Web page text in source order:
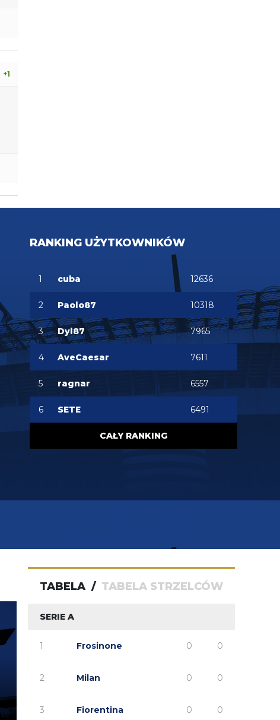
+1
smerf1600 06.08.2026 08:18
Schira: Romero dogadał się z Atletico co do
kontraktu 6mln/rok z opcją przedłużenia do 2031.
Teraz Atletico rozmawia z Tottenhamem, który
RANKING UŻYTKOWNIKÓW
1 cuba 12636
2 Paolo87 10318
3 Dyl87 7965
4 AveCaesar 7611
5 ragnar 6557
6 SETE 6491
CAŁY RANKING
TABELA / TABELA STRZELCÓW
SERIE A
1 Frosinone 0 0
2 Milan 0 0
3 Fiorentina 0 0